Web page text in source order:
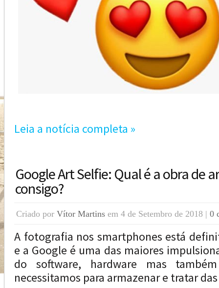
Leia a notícia completa »
Google Art Selfie: Qual é a obra de
consigo?
Criado por Vítor Martins em 4 de Setembro de 2018 | 0
A fotografia nos smartphones está
e a Google é uma das maiores
do software, hardware mas
necessitamos para armazenar e tratar